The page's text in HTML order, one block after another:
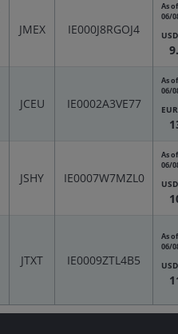
JMEX IE000J8RGOJ4
As of
06/
USD
JCEU IE0002A3VE77
As of
06/
EUR
JSHY IE0007W7MZL0
As of
06/
USD
JTXT IE0009ZTL4B5
As of
06/
USD